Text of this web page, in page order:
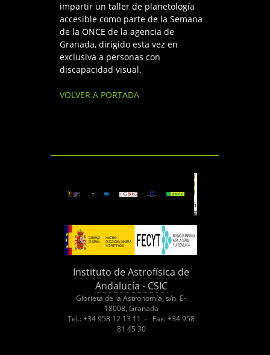
impartir un taller de planetología
accesible como parte de la Semana
de la ONCE de la agencia de
Granada, dirigido esta vez en
exclusiva a personas con
discapacidad visual.
VOLVER A PORTADA
Instituto de Astrofísica de
Andalucía - CSIC
Glorieta de la Astronomía, s/n. E-
18008, Granada
Tel.: +34 958 12 13 11 - Fax: +34 958
81 45 30